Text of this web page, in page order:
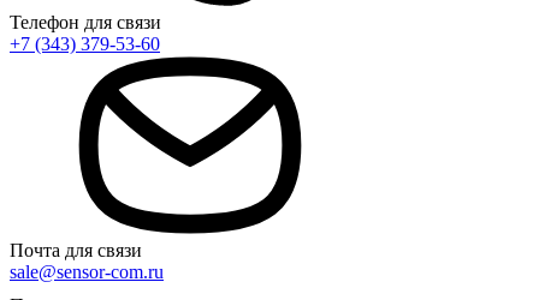
Телефон для связи
+7 (343) 379-53-60
Почта для связи
sale@sensor-com.ru